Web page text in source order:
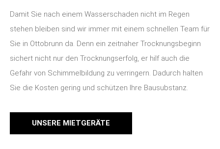
Damit Sie nach einem Wasserschaden nicht im Regen
stehen bleiben sind wir immer mit einem schnellen Team für
Sie in Ottobrunn da. Denn ein zeitnaher Trocknungsbeginn
sichert nicht nur den Trocknungserfolg, er hilf auch die
Gefahr von Schimmelbildung zu verringern. Dadurch halten
Sie die Kosten gering und schützen Ihre Bausubstanz.
UNSERE MIETGERÄTE